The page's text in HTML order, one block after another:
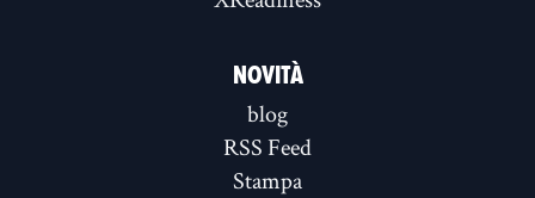
NOVITÀ
blog
RSS Feed
Stampa